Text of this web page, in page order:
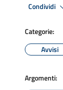
Condividi
Categorie:
Avvisi
Argomenti: